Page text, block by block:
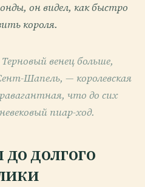
он видел, как быстро
короля.
венец больше,
Шапель, — королевская
что до сих
пиар-ход.
долгого